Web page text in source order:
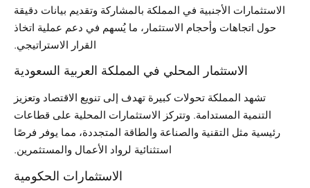
الاستثمارات الأجنبية في المملكة بالمشاركة وتقديم بيانات دقيقة
حول اتجاهات وأحجام الاستثمار، ما يُسهم في دعم عملية اتخاذ
القرار الاستراتيجي.
الاستثمار المحلي في المملكة العربية السعودية
تشهد المملكة تحولات كبيرة تهدف إلى تنويع الاقتصاد وتعزيز
التنمية المستدامة. وتتركز الاستثمارات المحلية على قطاعات
رئيسية مثل التقنية والصناعة والطاقة المتجددة، مما يوفر فرصًا
استثنائية لرواد الأعمال والمستثمرين.
الاستثمارات الحكومية